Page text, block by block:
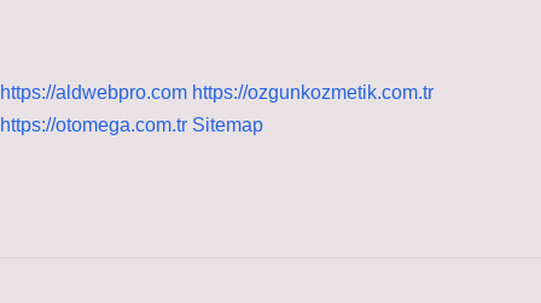
https://aldwebpro.com https://ozgunkozmetik.com.tr
https://otomega.com.tr Sitemap